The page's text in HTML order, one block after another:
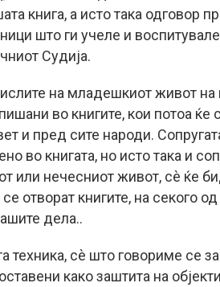
книга, а исто така одговор
што ги учеле и
Судија.
на младешкиот живот
во книгите, кои потоа ќе
и пред сите народи.
во книгата, но исто така и
или нечесниот живот, сè ќе
се отворат книгите, на секого
дела..
техника, сè што говориме се
како заштита на